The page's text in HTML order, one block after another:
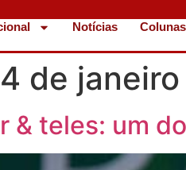
Notícias Colunas
4 de
& teles: um